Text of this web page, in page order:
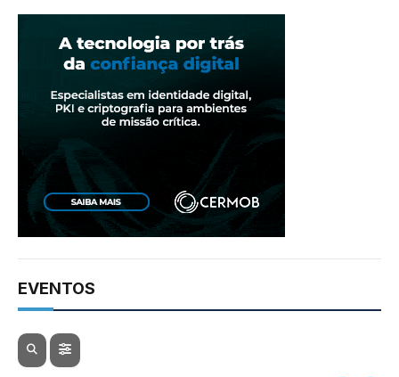
EVENTOS